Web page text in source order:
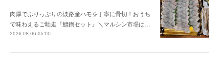
肉厚でぷりっぷりの淡路産ハモを丁寧に骨切！おうち
で味わえるご馳走『鱧鍋セット』＼マルシン市場は…
2026.08.06 05:00